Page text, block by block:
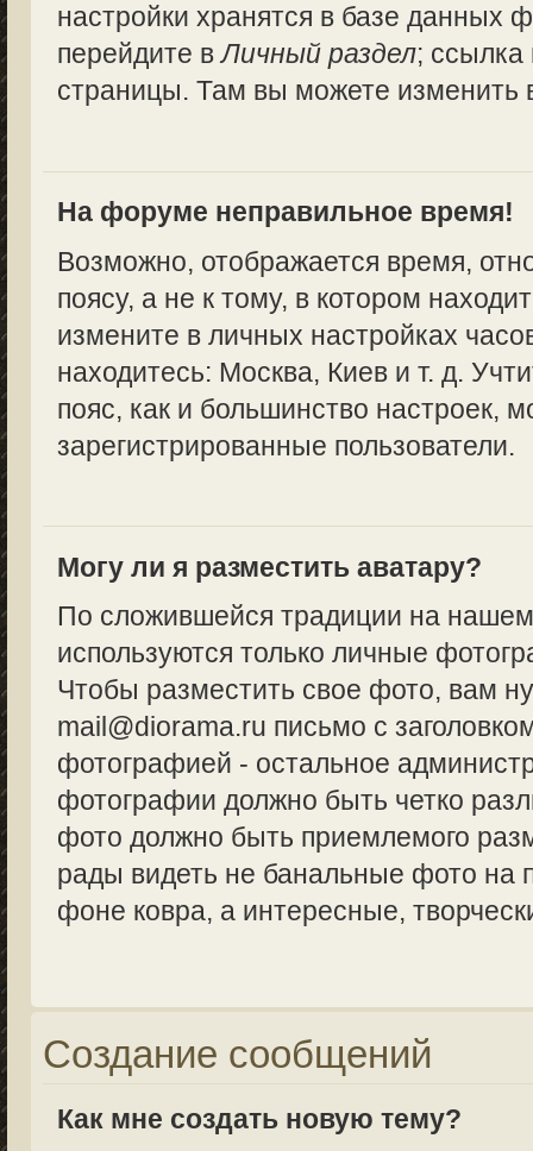
настройки хранятся в базе данных
перейдите вЛичный раздел; ссылка
страницы. Там вы можете изменить
На форуме неправильное время!
Возможно, отображается время,
поясу, а не к тому, в котором
измените в личных настройках
находитесь: Москва, Киев и т. д.
пояс, как и большинство настроек,
зарегистрированные пользователи.
Могу ли я разместить аватару?
По сложившейся традиции на
используются только личные
Чтобы разместить свое фото, вам
mail@diorama.ru письмо с
фотографией - остальное
фотографии должно быть четко
фото должно быть приемлемого
рады видеть не банальные фото на
фоне ковра, а интересные,
Создание сообщений
Как мне создать новую тему?